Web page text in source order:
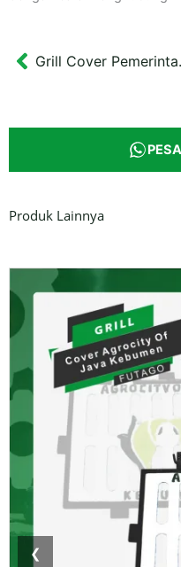
Prev Grill
Produk Lainnya
❮